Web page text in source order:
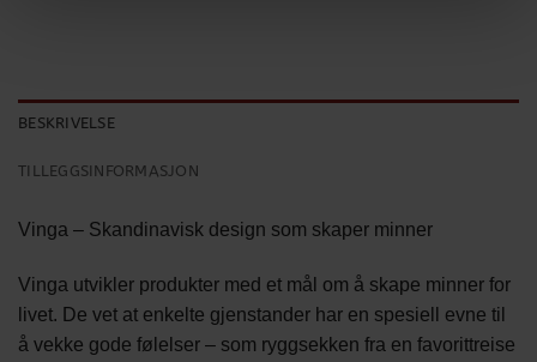
BESKRIVELSE
TILLEGGSINFORMASJON
Vinga – Skandinavisk design som skaper minner
Vinga utvikler produkter med et mål om å skape minner for
livet. De vet at enkelte gjenstander har en spesiell evne til
å vekke gode følelser – som ryggsekken fra en favorittreise